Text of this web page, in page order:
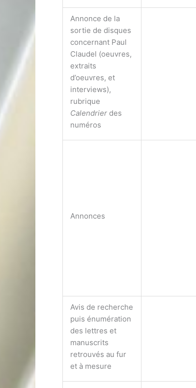
Annonce de la
sortie de disques
concernant Paul
Claudel (oeuvres,
extraits
d’oeuvres, et
interviews),
rubrique
Calendrier des
numéros
Annonces
Avis de recherche
puis énumération
des lettres et
manuscrits
retrouvés au fur
et à mesure